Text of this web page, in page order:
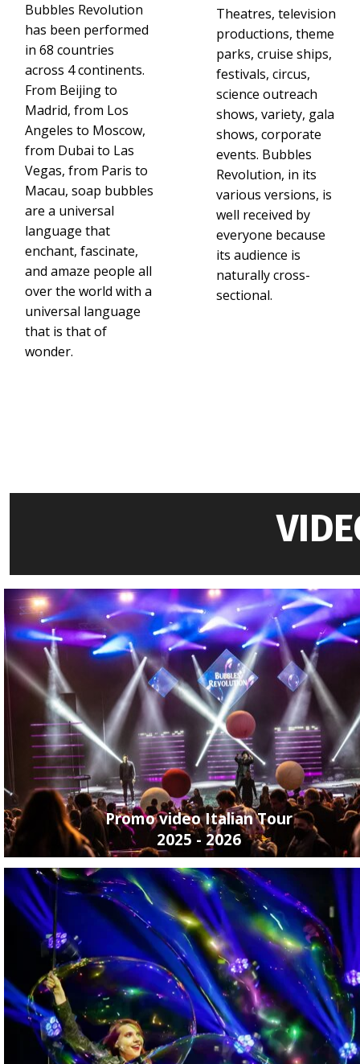
Bubbles Revolution
has been performed
in 68 countries
across 4 continents.
From Beijing to
Madrid, from Los
Angeles to Moscow,
from Dubai to Las
Vegas, from Paris to
Macau, soap bubbles
are a universal
language that
enchant, fascinate,
and amaze people all
over the world with a
universal language
that is that of
wonder.
Theatres, television
productions, theme
parks, cruise ships,
festivals, circus,
science outreach
shows, variety, gala
shows, corporate
events. Bubbles
Revolution, in its
various versions, is
well received by
everyone because
its audience is
naturally cross-
sectional.
Promo video Italian Tour
2025 - 2026
7 aprile 2026
Spettacolo visivo
Lo spettacolo visivo
eleganza scenica e
6 aprile 2026
Show
Show internazionale per
pensata per teatri, festival
5 aprile 2026
3 aprile 2026
Show di bolle di
Uno show di bolle di
eleganti, memorabili e
2 aprile 2026
Bubbles
Lo spettacolo di bolle di
universale e perfetto per
1 aprile 2026